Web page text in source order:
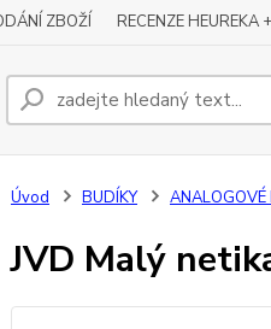
ZBOŽÍ RECENZE HEUREKA
Úvod BUDÍKY ANALOGOVÉ
JVD Malý